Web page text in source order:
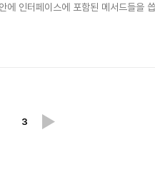
에 인터페이스에 포함된 메서드
3